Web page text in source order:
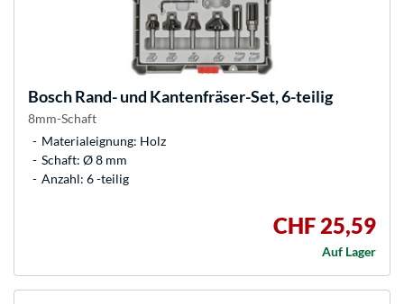
BoschRand- und Kantenfräser-Set, 6-teilig
8mm-Schaft
Materialeignung: Holz
Schaft: Ø 8 mm
Anzahl: 6 -teilig
CHF 25,59
Auf Lager